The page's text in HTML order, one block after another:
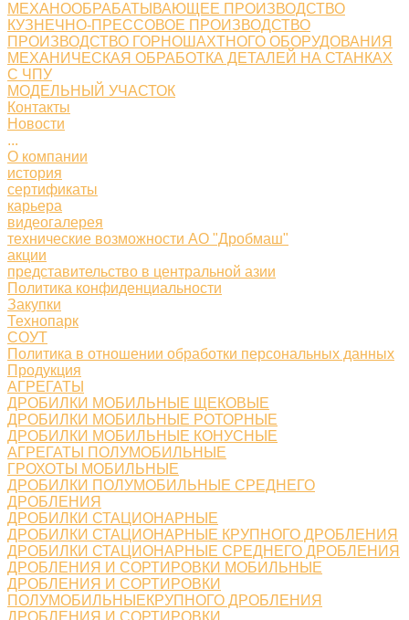
МЕХАНООБРАБАТЫВАЮЩЕЕ ПРОИЗВОДСТВО
КУЗНЕЧНО-ПРЕССОВОЕ ПРОИЗВОДСТВО
ПРОИЗВОДСТВО ГОРНОШАХТНОГО ОБОРУДОВАНИЯ
МЕХАНИЧЕСКАЯ ОБРАБОТКА ДЕТАЛЕЙ НА СТАНКАХ
С ЧПУ
МОДЕЛЬНЫЙ УЧАСТОК
Контакты
Новости
...
О компании
история
сертификаты
карьера
видеогалерея
технические возможности АО "Дробмаш"
акции
представительство в центральной азии
Политика конфиденциальности
Закупки
Технопарк
СОУТ
Политика в отношении обработки персональных данных
Продукция
АГРЕГАТЫ
ДРОБИЛКИ МОБИЛЬНЫЕ ЩЕКОВЫЕ
ДРОБИЛКИ МОБИЛЬНЫЕ РОТОРНЫЕ
ДРОБИЛКИ МОБИЛЬНЫЕ КОНУСНЫЕ
АГРЕГАТЫ ПОЛУМОБИЛЬНЫЕ
ГРОХОТЫ МОБИЛЬНЫЕ
ДРОБИЛКИ ПОЛУМОБИЛЬНЫЕ СРЕДНЕГО
ДРОБЛЕНИЯ
ДРОБИЛКИ СТАЦИОНАРНЫЕ
ДРОБИЛКИ СТАЦИОНАРНЫЕ КРУПНОГО ДРОБЛЕНИЯ
ДРОБИЛКИ СТАЦИОНАРНЫЕ СРЕДНЕГО ДРОБЛЕНИЯ
ДРОБЛЕНИЯ И СОРТИРОВКИ МОБИЛЬНЫЕ
ДРОБЛЕНИЯ И СОРТИРОВКИ
ПОЛУМОБИЛЬНЫЕКРУПНОГО ДРОБЛЕНИЯ
ДРОБЛЕНИЯ И СОРТИРОВКИ